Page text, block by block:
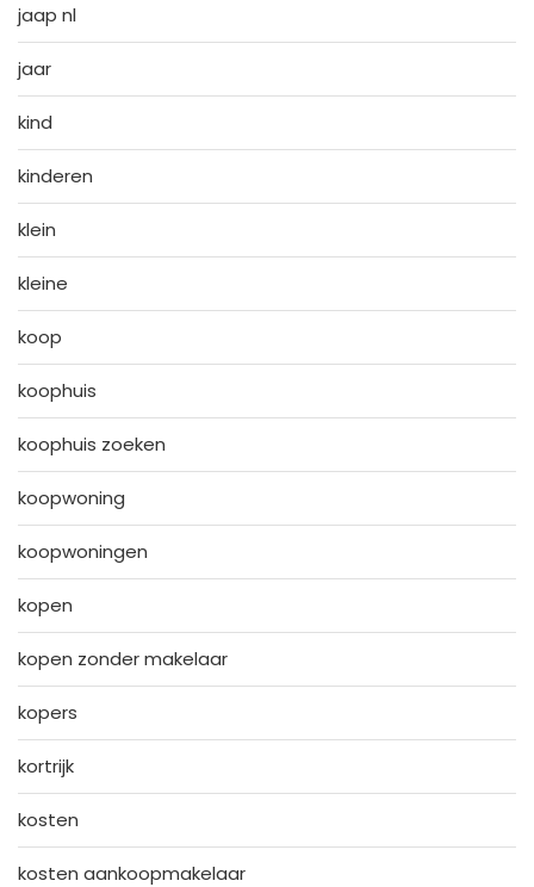
jaap nl
jaar
kind
kinderen
klein
kleine
koop
koophuis
koophuis zoeken
koopwoning
koopwoningen
kopen
kopen zonder makelaar
kopers
kortrijk
kosten
kosten aankoopmakelaar